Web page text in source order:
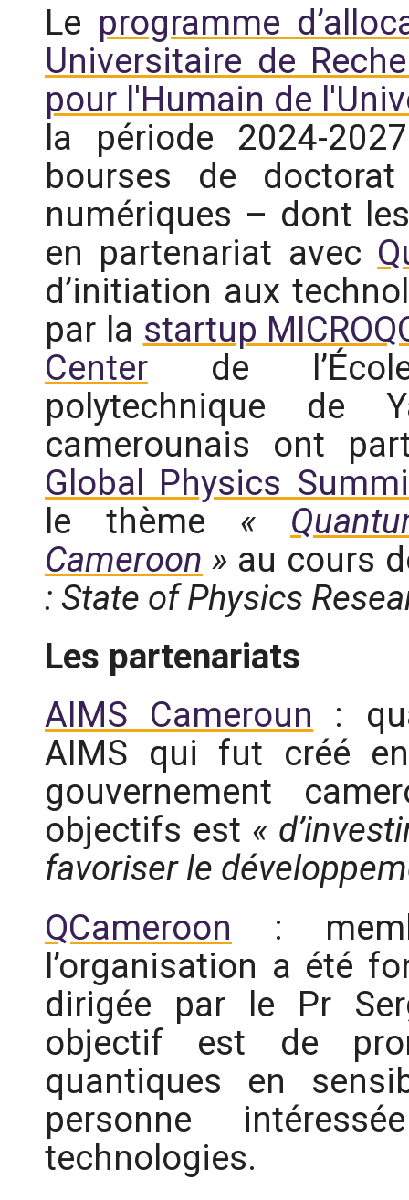
Le programme
Universitaire de
pour l'Humain de
la période 2024-
bourses de
numériques – dont
en partenariat avec
d’initiation aux
par la startup
Center de l’École
polytechnique de
camerounais ont
Global Physics
le thème «
Cameroon » au cours
: State of Physics
Les partenariats
AIMS Cameroun :
AIMS qui fut créé
gouvernement
objectifs est «
favoriser le
QCameroon :
l’organisation a été
dirigée par le Pr
objectif est de
quantiques en
personne
technologies.